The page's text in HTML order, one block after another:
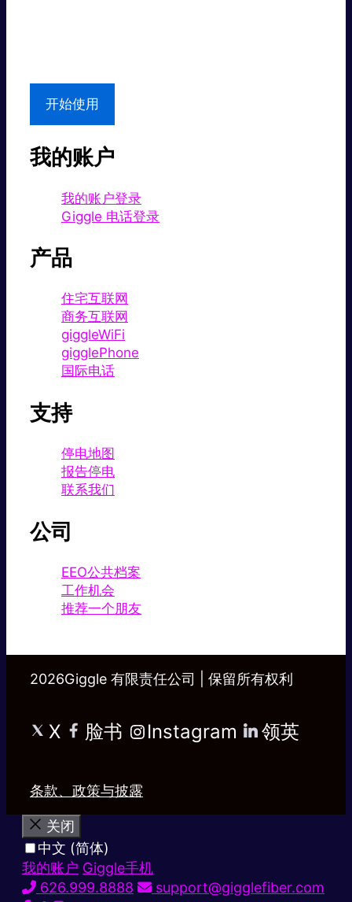
开始使用
我的账户
我的账户登录
Giggle 电话登录
产品
住宅互联网
商务互联网
giggleWiFi
gigglePhone
国际电话
支持
停电地图
报告停电
联系我们
公司
EEO公共档案
工作机会
推荐一个朋友
2026Giggle 有限责任公司 | 保留所有权利
X 脸书 Instagram 领英
条款、政策与披露
关闭
中文 (简体)
我的账户 Giggle手机
626.999.8888
support@gigglefiber.com